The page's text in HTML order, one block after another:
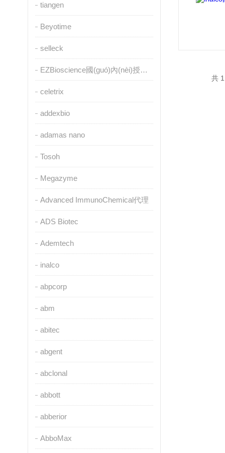
tiangen
Beyotime
selleck
EZBioscience國(guó)內(nèi)授權(quán)代理
celetrix
addexbio
adamas nano
Tosoh
Megazyme
Advanced ImmunoChemical代理
ADS Biotec
Ademtech
inalco
abpcorp
abm
abitec
abgent
abclonal
abbott
abberior
AbboMax
共